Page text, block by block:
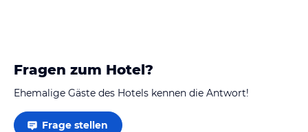
Fragen zum Hotel?
Ehemalige Gäste des Hotels kennen die Antwort!
Frage stellen